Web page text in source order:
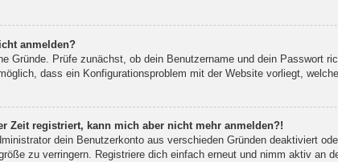
anmelden?
Gründe. Prüfe zunächst, ob dein Benutzername und dein Passwort
dass ein Konfigurationsproblem mit der Website vorliegt,
Zeit registriert, kann mich aber nicht mehr anmelden?!
dein Benutzerkonto aus verschieden Gründen deaktiviert
zu verringern. Registriere dich einfach erneut und nimm aktiv an